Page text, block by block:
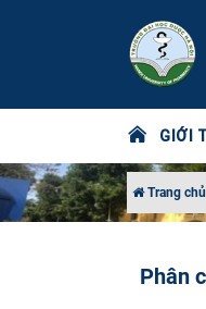
GIỚI
Trang chủ
Phân